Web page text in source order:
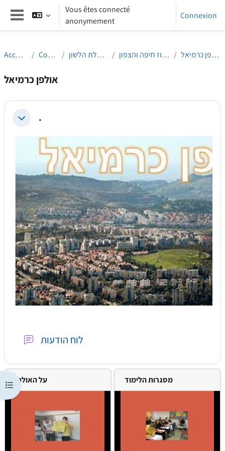
Passer au contenu principal
Panneau latéral
Vous êtes connecté
anonymement
Connexion
Ouvrir l’index du cours
Accueil Cours הנחלת הלשון מחוז חיפה והצפון אולפן כרמיאל
אולפן כרמיאל
Replier.
על האולפן מסגרות הלימוד